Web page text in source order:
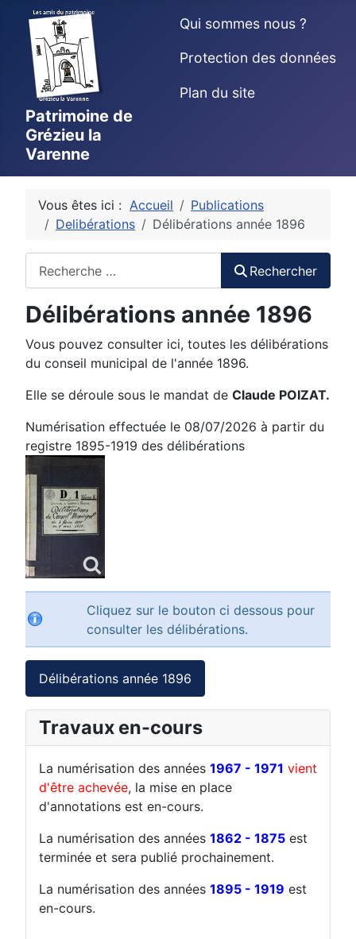
Patrimoine de
Grézieu la
Varenne
Qui sommes nous ?
Protection des données
Plan du site
Vous êtes ici : Accueil
Publications
Delibérations
Délibérations année 1896
Rechercher
Délibérations année 1896
Vous pouvez consulter ici, toutes les délibérations
du conseil municipal de l'année 1896.
Elle se déroule sous le mandat de Claude POIZAT.
Numérisation effectuée le 08/07/2026 à partir du
registre 1895-1919 des délibérations
Cliquez sur le bouton ci dessous pour
consulter les délibérations.
Délibérations année 1896
Travaux en-cours
La numérisation des années 1967 - 1971 vient
d'être achevée, la mise en place
d'annotations est en-cours.
La numérisation des années 1862 - 1875 est
terminée et sera publié prochainement.
La numérisation des années 1895 - 1919 est
en-cours.